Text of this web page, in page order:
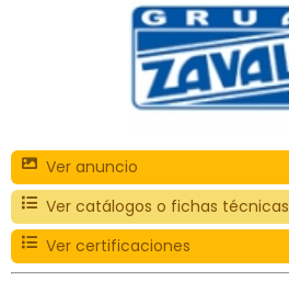
Ver anuncio
Ver catálogos o fichas técnicas
Ver certificaciones